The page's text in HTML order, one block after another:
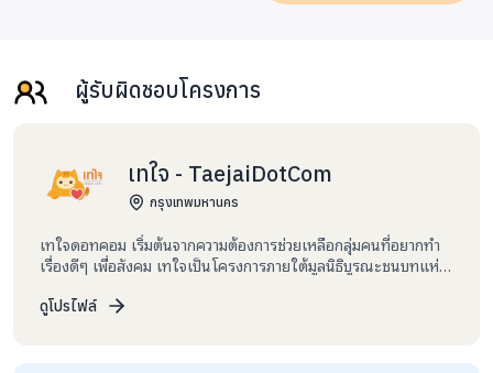
การศึกษาผู้รับผิดชอบโครงการ
เทใจ - TaejaiDotCom
กรุงเทพมหานคร
เทใจดอทคอม เริ่มต้นจากความต้องการช่วยเหลือกลุ่มคนที่อยากทำ
เรื่องดีๆ เพื่อสังคม เทใจเป็นโครงการภายใต้มูลนิธิบูรณะชนบทแห่ง
สถาบัน ChangeFusion ร่วมกันสร้างพื้นที่กลางนี้ขึ้นมา เราอยากให้
ดูโปรไฟล์